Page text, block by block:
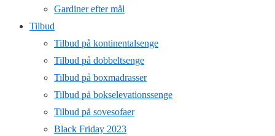
Gardiner efter mål
Tilbud
Tilbud på kontinentalsenge
Tilbud på dobbeltsenge
Tilbud på boxmadrasser
Tilbud på bokselevationssenge
Tilbud på sovesofaer
Black Friday 2023